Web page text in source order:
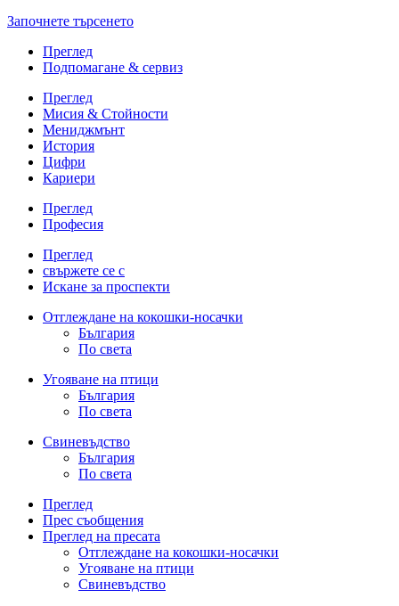
Започнете търсенето
Преглед
Подпомагане & сервиз
Преглед
Мисия & Стойности
Мениджмънт
История
Цифри
Кариери
Преглед
Професия
Преглед
свържете се с
Искане за проспекти
Отглеждане на кокошки-носачки
България
По света
Угояване на птици
България
По света
Свиневъдство
България
По света
Преглед
Прес съобщения
Преглед на пресата
Отглеждане на кокошки-носачки
Угояване на птици
Свиневъдство